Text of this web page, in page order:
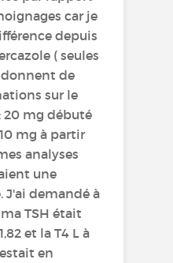
car je
depuis
( seules
donnent de
sur le
20 mg débuté
mg à partir
analyses
une
J'ai demandé à
TSH était
et la T4 L à
en